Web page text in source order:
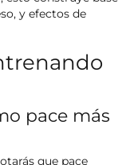
y efectos de
pace más
que pace